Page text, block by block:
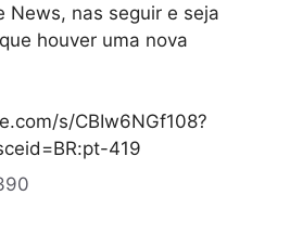
News, nas seguir e seja
houver uma nova
s/CBIw6NGf108?
419